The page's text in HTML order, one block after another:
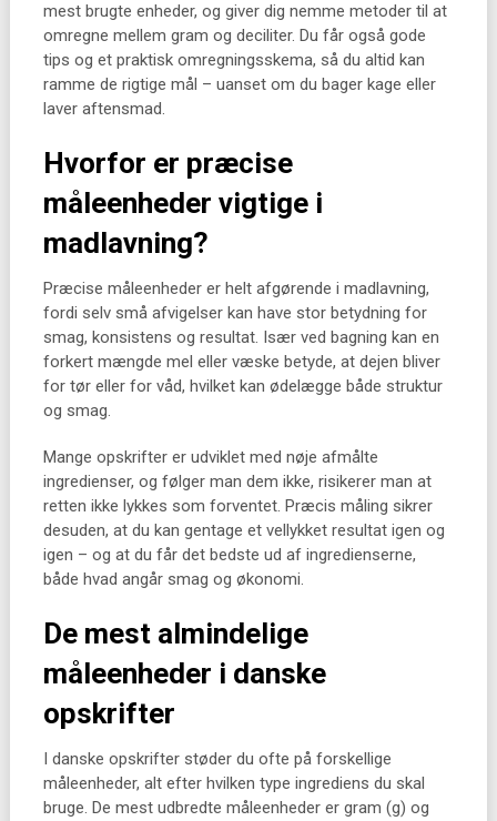
mest brugte enheder, og giver dig nemme metoder til at
omregne mellem gram og deciliter. Du får også gode
tips og et praktisk omregningsskema, så du altid kan
ramme de rigtige mål – uanset om du bager kage eller
laver aftensmad.
Hvorfor er præcise
måleenheder vigtige i
madlavning?
Præcise måleenheder er helt afgørende i madlavning,
fordi selv små afvigelser kan have stor betydning for
smag, konsistens og resultat. Især ved bagning kan en
forkert mængde mel eller væske betyde, at dejen bliver
for tør eller for våd, hvilket kan ødelægge både struktur
og smag.
Mange opskrifter er udviklet med nøje afmålte
ingredienser, og følger man dem ikke, risikerer man at
retten ikke lykkes som forventet. Præcis måling sikrer
desuden, at du kan gentage et vellykket resultat igen og
igen – og at du får det bedste ud af ingredienserne,
både hvad angår smag og økonomi.
De mest almindelige
måleenheder i danske
opskrifter
I danske opskrifter støder du ofte på forskellige
måleenheder, alt efter hvilken type ingrediens du skal
bruge. De mest udbredte måleenheder er gram (g) og